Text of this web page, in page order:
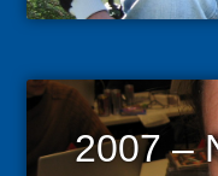
2007 –